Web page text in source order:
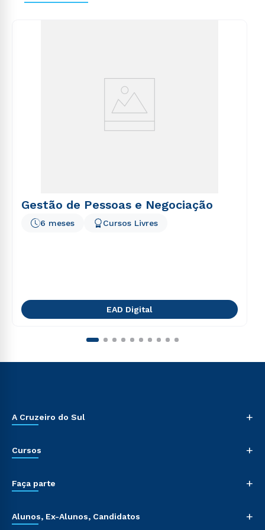
Gestão de Pessoas e Negociação
6 meses Cursos Livres
EAD Digital
A Cruzeiro do Sul +
Cursos +
Faça parte +
Alunos, Ex-Alunos, Candidatos +